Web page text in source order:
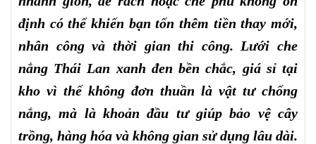
định có thể khiến bạn tốn thêm tiền thay mới,
nhân công và thời gian thi công. Lưới che
nắng Thái Lan xanh đen bền chắc, giá sỉ tại
kho vì thế không đơn thuần là vật tư chống
nắng, mà là khoản đầu tư giúp bảo vệ cây
trồng, hàng hóa và không gian sử dụng lâu dài.